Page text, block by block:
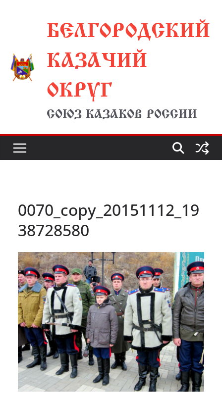
содержимомуБЕЛГОРОДСКИЙ
КАЗАЧИЙ
ОКРУГ
СОЮЗ КАЗАКОВ РОССИИ
0070_copy_20151112_19
38728580